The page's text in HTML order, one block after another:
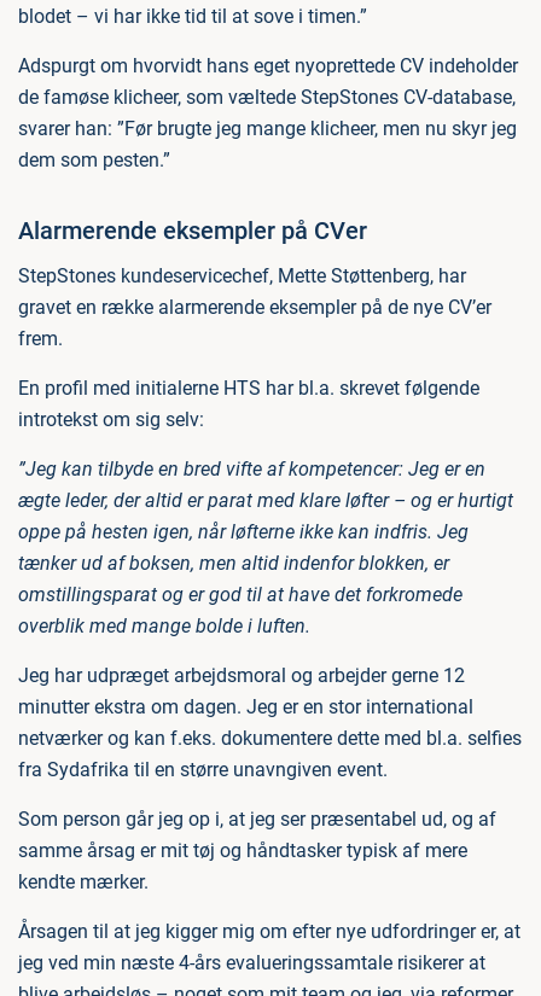
blodet – vi har ikke tid til at sove i timen.”
Adspurgt om hvorvidt hans eget nyoprettede CV indeholder
de famøse klicheer, som væltede StepStones CV-database,
svarer han: ”Før brugte jeg mange klicheer, men nu skyr jeg
dem som pesten.”
Alarmerende eksempler på CVer
StepStones kundeservicechef, Mette Støttenberg, har
gravet en række alarmerende eksempler på de nye CV’er
frem.
En profil med initialerne HTS har bl.a. skrevet følgende
introtekst om sig selv:
”Jeg kan tilbyde en bred vifte af kompetencer: Jeg er en
ægte leder, der altid er parat med klare løfter – og er hurtigt
oppe på hesten igen, når løfterne ikke kan indfris. Jeg
tænker ud af boksen, men altid indenfor blokken, er
omstillingsparat og er god til at have det forkromede
overblik med mange bolde i luften.
Jeg har udpræget arbejdsmoral og arbejder gerne 12
minutter ekstra om dagen. Jeg er en stor international
netværker og kan f.eks. dokumentere dette med bl.a. selfies
fra Sydafrika til en større unavngiven event.
Som person går jeg op i, at jeg ser præsentabel ud, og af
samme årsag er mit tøj og håndtasker typisk af mere
kendte mærker.
Årsagen til at jeg kigger mig om efter nye udfordringer er, at
jeg ved min næste 4-års evalueringssamtale risikerer at